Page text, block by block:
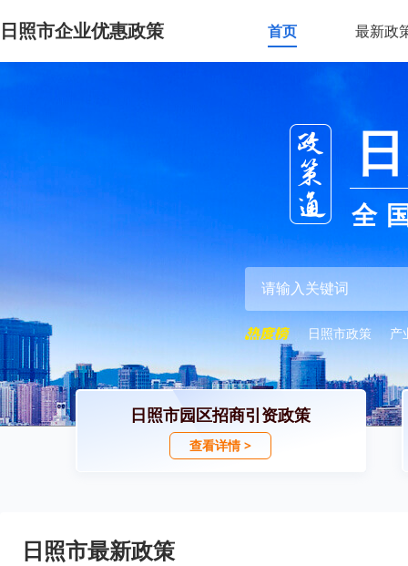
日照市企业优惠政策 首页 最新政
全
日照市政策 产
日照市园区招商引资政策
查看详情 >
日照市最新政策